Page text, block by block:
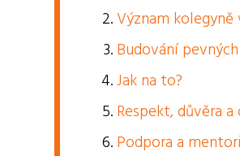
Význam
Budování
Jak na to?
Respekt, důvěra
Podpora a